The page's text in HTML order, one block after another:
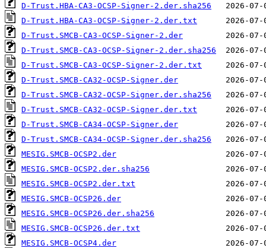
D-Trust.HBA-CA3-OCSP-Signer-2.der.sha256
D-Trust.HBA-CA3-OCSP-Signer-2.der.txt
D-Trust.SMCB-CA3-OCSP-Signer-2.der
D-Trust.SMCB-CA3-OCSP-Signer-2.der.sha256
D-Trust.SMCB-CA3-OCSP-Signer-2.der.txt
D-Trust.SMCB-CA32-OCSP-Signer.der
D-Trust.SMCB-CA32-OCSP-Signer.der.sha256
D-Trust.SMCB-CA32-OCSP-Signer.der.txt
D-Trust.SMCB-CA34-OCSP-Signer.der
D-Trust.SMCB-CA34-OCSP-Signer.der.sha256
MESIG.SMCB-OCSP2.der
MESIG.SMCB-OCSP2.der.sha256
MESIG.SMCB-OCSP2.der.txt
MESIG.SMCB-OCSP26.der
MESIG.SMCB-OCSP26.der.sha256
MESIG.SMCB-OCSP26.der.txt
MESIG.SMCB-OCSP4.der